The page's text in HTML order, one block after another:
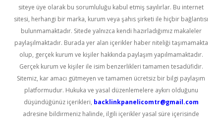
siteye üye olarak bu sorumluluğu kabul etmiş sayılırlar. Bu internet
sitesi, herhangi bir marka, kurum veya şahıs şirketi ile hiçbir bağlantısı
bulunmamaktadır. Sitede yalnızca kendi hazırladığımız makaleler
paylaşılmaktadır. Burada yer alan içerikler haber niteliği taşımamakta
olup, gerçek kurum ve kişiler hakkında paylaşım yapılmamaktadır.
Gerçek kurum ve kişiler ile isim benzerlikleri tamamen tesadüfidir.
Sitemiz, kar amacı gütmeyen ve tamamen ücretsiz bir bilgi paylaşım
platformudur. Hukuka ve yasal düzenlemelere aykırı olduğunu
düşündüğünüz içerikleri, backlinkpanelicomtr@gmail.com
adresine bildirmeniz halinde, ilgili içerikler yasal süre içerisinde